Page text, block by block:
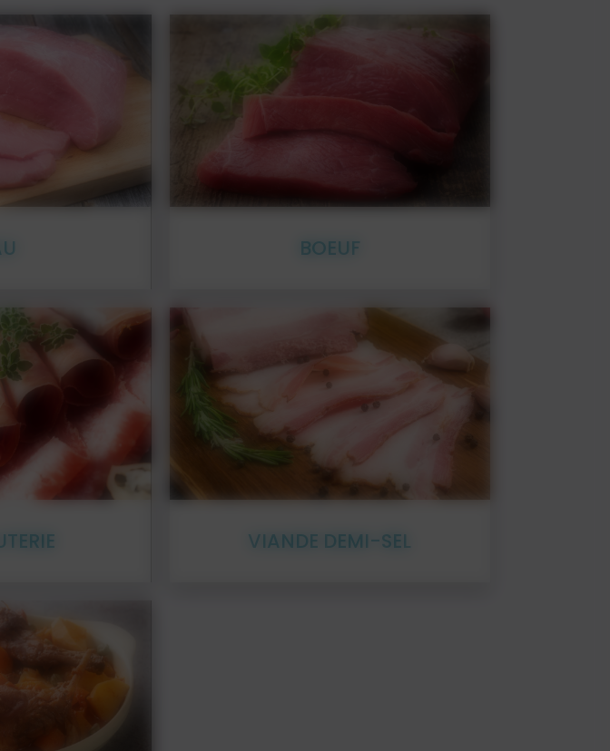
BOEUF
En détail
VIANDE DEMI-SEL